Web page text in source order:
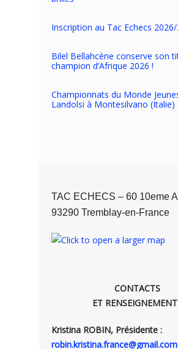
Inscription au Tac Echecs
Bilel Bellahcène conserve son
champion d’Afrique 2026 !
Championnats du Monde
Landolsi à Montesilvano (Italie)
TAC ECHECS – 60 10eme
93290 Tremblay-en-France
CONTACTS
ET
Kristina ROBIN, Présidente :
robin.kristina.france@gmail.com